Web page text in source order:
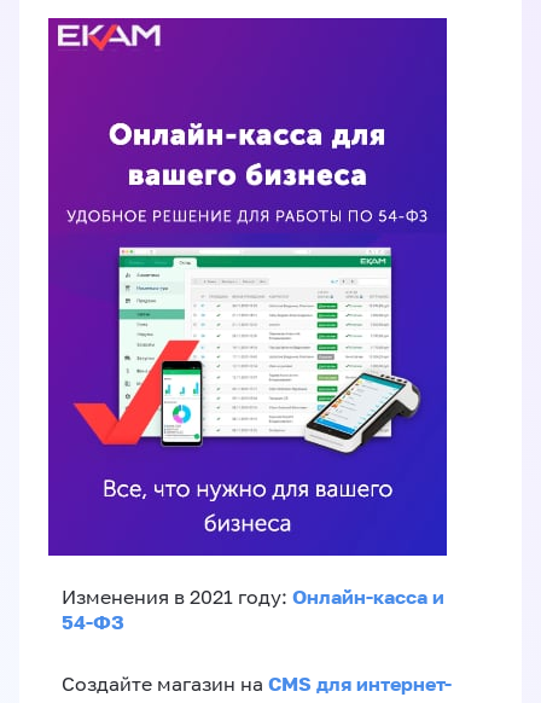
Изменения в 2021 году: Онлайн-касса и
54-ФЗ
Создайте магазин на CMS для интернет-